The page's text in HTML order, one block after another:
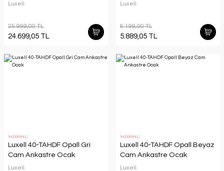
Luxell
25.999,00 TL
24.699,05 TL
Luxell
6.199,00 TL
5.889,05 TL
İNDİRİMLİ
Luxell 40-TAHDF Opall Gri
Cam Ankastre Ocak
Luxell
İNDİRİMLİ
Luxell 40-TAHDF Opall Beyaz
Cam Ankastre Ocak
Luxell